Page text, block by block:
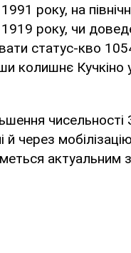
року, на
року, чи
статус-кво
колишнє Кучкіно
чисельності
й через
актуальним